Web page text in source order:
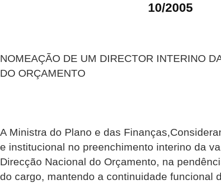
10/2005
NOMEAÇÃO DE UM DIRECTOR INTERINO
DO ORÇAMENTO
A Ministra do Plano e das
e institucional no preenchimento interino da
Direcção Nacional do Orçamento, na
do cargo, mantendo a continuidade funcional